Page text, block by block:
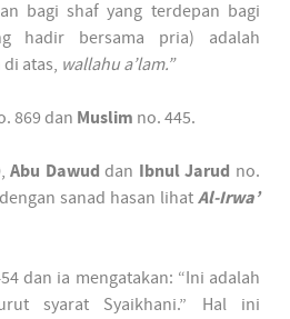
bagi shaf yang terdepan bagi
hadir bersama pria) adalah
atas, wallahu a’lam.”
869 dan Muslim no. 445.
Abu Dawud dan Ibnul Jarud no.
dengan sanad hasan lihat Al-Irwa’
dan ia mengatakan: “Ini adalah
syarat Syaikhani.” Hal ini